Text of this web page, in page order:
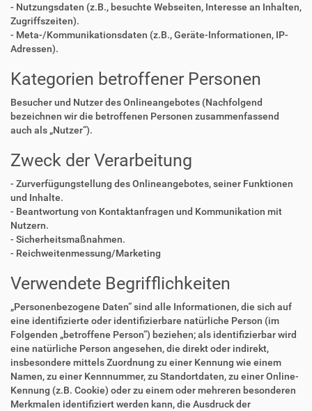
- Nutzungsdaten (z.B., besuchte Webseiten, Interesse an Inhalten,
Zugriffszeiten).
- Meta-/Kommunikationsdaten (z.B., Geräte-Informationen, IP-
Adressen).
Kategorien betroffener Personen
Besucher und Nutzer des Onlineangebotes (Nachfolgend
bezeichnen wir die betroffenen Personen zusammenfassend
auch als „Nutzer“).
Zweck der Verarbeitung
- Zurverfügungstellung des Onlineangebotes, seiner Funktionen
und Inhalte.
- Beantwortung von Kontaktanfragen und Kommunikation mit
Nutzern.
- Sicherheitsmaßnahmen.
- Reichweitenmessung/Marketing
Verwendete Begrifflichkeiten
„Personenbezogene Daten“ sind alle Informationen, die sich auf
eine identifizierte oder identifizierbare natürliche Person (im
Folgenden „betroffene Person“) beziehen; als identifizierbar wird
eine natürliche Person angesehen, die direkt oder indirekt,
insbesondere mittels Zuordnung zu einer Kennung wie einem
Namen, zu einer Kennnummer, zu Standortdaten, zu einer Online-
Kennung (z.B. Cookie) oder zu einem oder mehreren besonderen
Merkmalen identifiziert werden kann, die Ausdruck der